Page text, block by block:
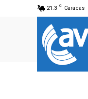
21.3 C Caracas